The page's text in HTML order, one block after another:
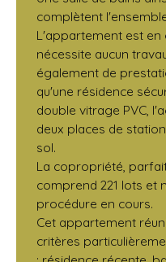
complètent
L'appartement est en
nécessite aucun
également de
qu'une résidence
double vitrage PVC,
deux places de
sol.
La copropriété,
comprend 221 lots et
procédure en cours.
Cet appartement
critères